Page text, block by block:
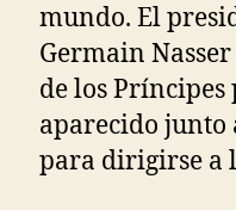
mundo. El
Germain
de los
aparecido junto
para dirigirse a